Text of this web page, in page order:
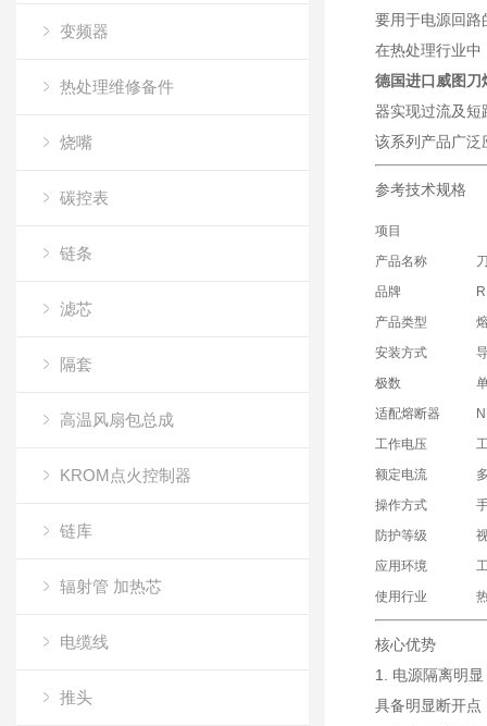
变频器
热处理维修备件
烧嘴
碳控表
链条
滤芯
隔套
高温风扇包总成
KROM点火控制器
链库
辐射管 加热芯
电缆线
推头
要用于电源回路
在热处理行业中
德国进口威图刀
器实现过流及短
该系列产品广泛
参考技术规格
项目
产品名称
品牌
产品类型
安装方式
极数
适配熔断器
工作电压
额定电流
操作方式
防护等级
应用环境
使用行业
核心优势
1. 电源隔离明显
具备明显断开点